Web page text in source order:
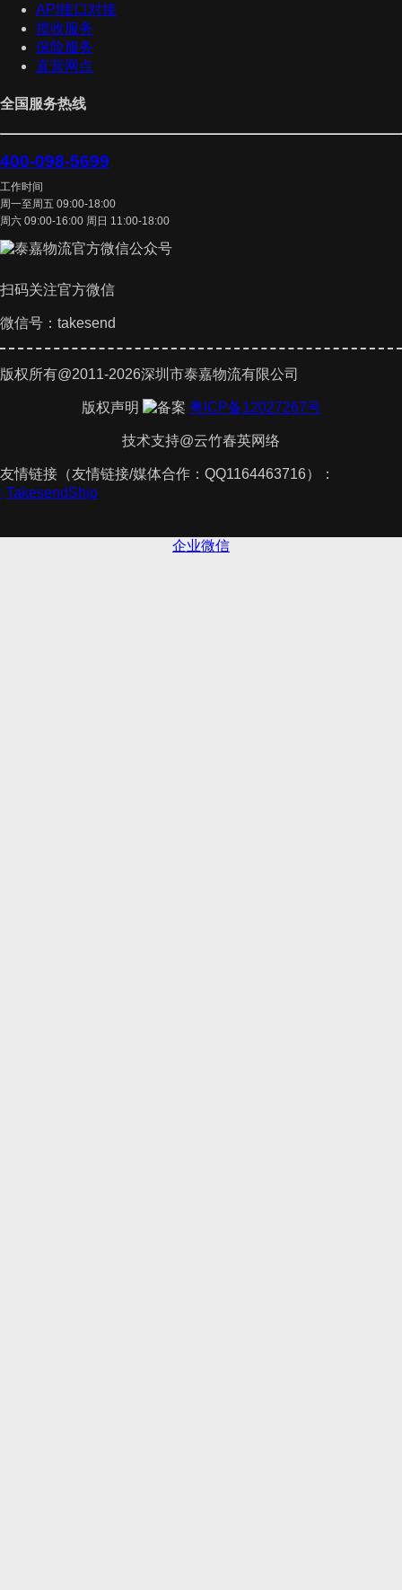
API接口对接
揽收服务
保险服务
直营网点
全国服务热线
400-098-5699
工作时间
周一至周五 09:00-18:00
周六 09:00-16:00 周日 11:00-18:00
扫码关注官方微信
微信号：takesend
版权所有@2011-2026深圳市泰嘉物流有限公司
版权声明 粤ICP备12027267号
技术支持@云竹春英网络
友情链接（友情链接/媒体合作：QQ1164463716）：
TakesendShip
企业微信